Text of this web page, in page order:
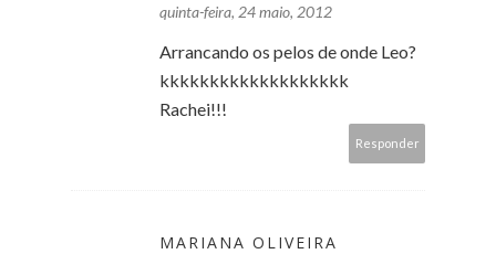
quinta-feira, 24 maio, 2012
Arrancando os pelos de onde Leo?
kkkkkkkkkkkkkkkkkkk
Rachei!!!
Responder
MARIANA OLIVEIRA